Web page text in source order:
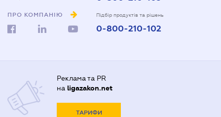
ПРО КОМПАНІЮ Підбір продуктів та рішень
0-800-210-102
Реклама та PR
на ligazakon.net
ТАРИФИ